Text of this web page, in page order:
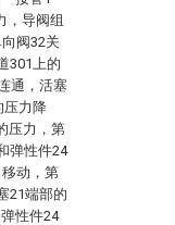
，导阀组
阀32关
301上的
通，活塞
压力降
压力，第
弹性件24
动，第
21端部的
性件24